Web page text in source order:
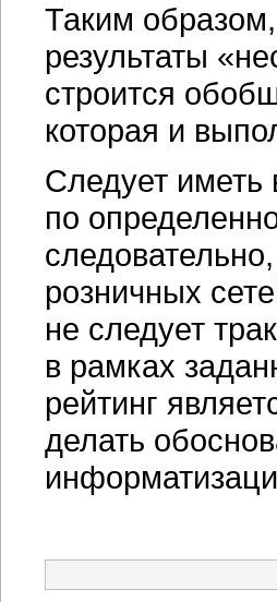
Таким
результаты
строится
которая и
Следует иметь
по
розничных
не следует
в рамках
рейтинг
делать